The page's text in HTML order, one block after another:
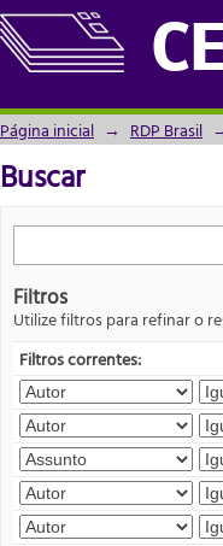
Buscar
Página inicial → RDP Brasil
Buscar
Filtros
Utilize filtros para refinar o
Filtros correntes: